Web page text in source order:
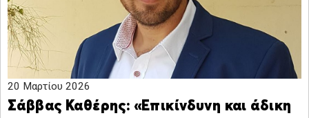
20 Μαρτίου 2026
Σάββας Καθέρης: «Επικίνδυνη και άδικη